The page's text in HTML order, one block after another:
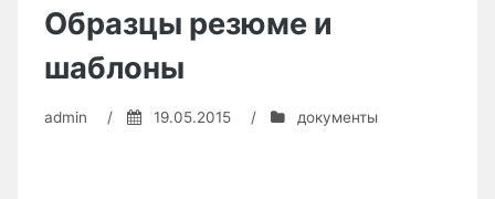
Образцы резюме и
шаблоны
admin / 19.05.2015 / документы